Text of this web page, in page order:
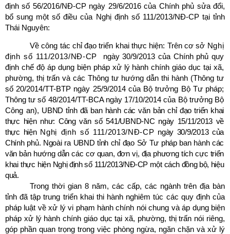
định số 56/2016/NĐ-CP ngày 29/6/2016 của Chính phủ sửa đổi,
bổ sung một số điều của Nghị định số 111/2013/NĐ-CP tại tỉnh
Thái Nguyên:
Về công tác chỉ đạo triển khai thực hiện: Trên cơ sở Nghị
định số 111/2013/NĐ-CP ngày 30/9/2013 của Chính phủ quy
định chế độ áp dụng biện pháp xử lý hành chính giáo dục tại xã,
phường, thị trấn và các Thông tư hướng dẫn thi hành (Thông tư
số 20/2014/TT-BTP ngày 25/9/2014 của Bộ trưởng Bộ Tư pháp;
Thông tư số 48/2014/TT-BCA ngày 17/10/2014 của Bộ trưởng Bộ
Công an), UBND tỉnh đã ban hành các văn bản chỉ đạo triển khai
thực hiện như: Công văn số 541/UBND-NC ngày 15/11/2013 về
thực hiện Nghị định số 111/2013/NĐ-CP ngày 30/9/2013 của
Chính phủ. Ngoài ra UBND tỉnh chỉ đạo Sở Tư pháp ban hành các
văn bản hướng dẫn các cơ quan, đơn vị, địa phương tích cực triển
khai thực hiện Nghị định số 111/2013/NĐ-CP một cách đồng bộ, hiệu
quả.
Trong thời gian 8 năm, các cấp, các ngành trên địa bàn
tỉnh đã tập trung triển khai thi hành nghiêm túc các quy định của
pháp luật về xử lý vi phạm hành chính nói chung và áp dụng biện
pháp xử lý hành chính giáo dục tại xã, phường, thị trấn nói riêng,
góp phần quan trọng trong việc phòng ngừa, ngăn chặn và xử lý